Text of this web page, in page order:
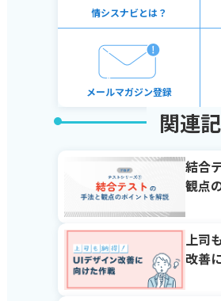
情シスナビとは？
メールマガジン登録
関連
結合
観点
上司
改善